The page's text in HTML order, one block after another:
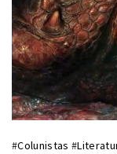
#Colunistas #